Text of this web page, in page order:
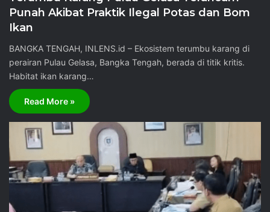
Punah Akibat Praktik Ilegal Potas dan Bom
Ikan
BANGKA TENGAH, INLENS.id – Ekosistem terumbu karang di
perairan Pulau Gelasa, Bangka Tengah, berada di titik kritis.
Habitat ikan karang…
Read More »